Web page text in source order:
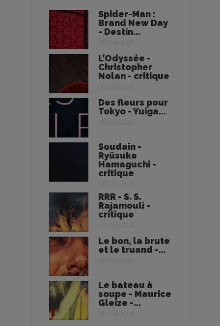
Spider-Man :
Brand New Day
- Destin...
06/08/2026
L’Odyssée -
Christopher
Nolan - critique
06/08/2026
Des fleurs pour
Tokyo - Yuiga...
06/08/2026
Soudain -
Ryūsuke
Hamaguchi -
critique
06/08/2026
RRR - S. S.
Rajamouli -
critique
06/08/2026
Le bon, la brute
et le truand -...
06/08/2026
Le bateau à
soupe - Maurice
Gleize -...
06/08/2026